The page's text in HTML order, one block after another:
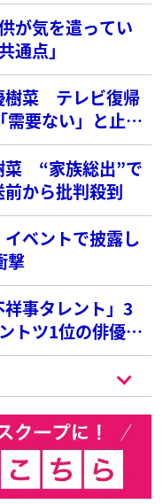
が気を遣ってい
通点」
樹菜 テレビ復帰
需要ない」と止ま
論
菜 “家族総出”で
から批判殺到
ベントで披露し
撃
祥事タレント」3
トツ1位の俳優